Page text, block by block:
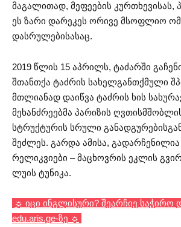
მაგალითად, მეფეების კურთხევისას,
ეს ზარი დარეკეს ორივე მსოფლიო
დასრულებისასაც.
2019 წლის 15 აპრილს, ტაძარში
შთანთქა ტაძრის სახელგანთქმული
მთლიანად დაიწვა ტაძრის ხის
მეხანძრეებმა პარიზის
სტრუქტურის სრული
შეძლეს. გარდა ამისა,
რელიკვიები – მაცხოვრის ეკლის
ლუის ტუნიკა.
☼ იცი ინგლისური? შეარჩიე საჭირო
edu.aris.ge-ზე ☼